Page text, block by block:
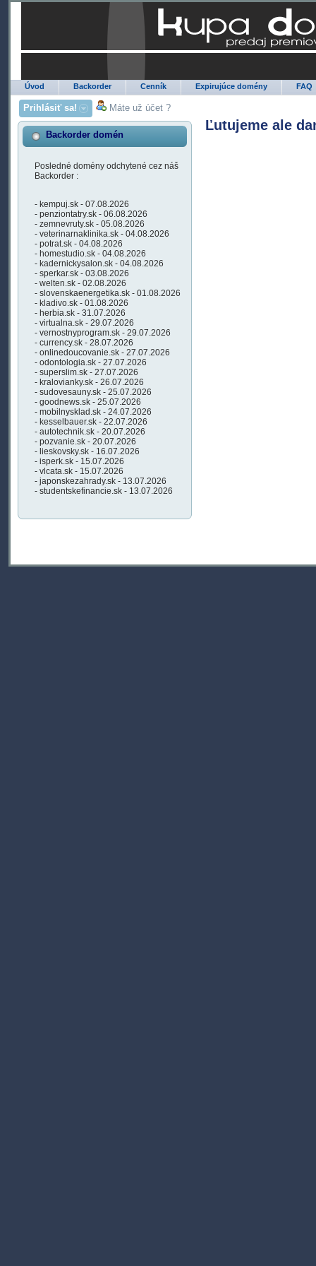
Úvod Backorder Cenník Expirujúce domény FAQ
Prihlásiť sa! Máte už účet ?
Backorder domén
Posledné domény odchytené cez náš
Backorder :
- kempuj.sk - 07.08.2026
- penziontatry.sk - 06.08.2026
- zemnevruty.sk - 05.08.2026
- veterinarnaklinika.sk - 04.08.2026
- potrat.sk - 04.08.2026
- homestudio.sk - 04.08.2026
- kadernickysalon.sk - 04.08.2026
- sperkar.sk - 03.08.2026
- welten.sk - 02.08.2026
- slovenskaenergetika.sk - 01.08.2026
- kladivo.sk - 01.08.2026
- herbia.sk - 31.07.2026
- virtualna.sk - 29.07.2026
- vernostnyprogram.sk - 29.07.2026
- currency.sk - 28.07.2026
- onlinedoucovanie.sk - 27.07.2026
- odontologia.sk - 27.07.2026
- superslim.sk - 27.07.2026
- kralovianky.sk - 26.07.2026
- sudovesauny.sk - 25.07.2026
- goodnews.sk - 25.07.2026
- mobilnysklad.sk - 24.07.2026
- kesselbauer.sk - 22.07.2026
- autotechnik.sk - 20.07.2026
- pozvanie.sk - 20.07.2026
- lieskovsky.sk - 16.07.2026
- isperk.sk - 15.07.2026
- vlcata.sk - 15.07.2026
- japonskezahrady.sk - 13.07.2026
- studentskefinancie.sk - 13.07.2026
Ľutujeme ale